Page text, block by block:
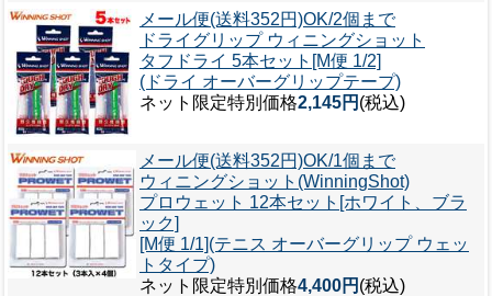
メール便(送料352円)OK/2個まで
ドライグリップ ウィニングショット
タフドライ 5本セット[M便 1/2]
(ドライ オーバーグリップテープ)
ネット限定特別価格2,145円 (税込)
メール便(送料352円)OK/1個まで
ウィニングショット(WinningShot)
プロウェット 12本セット[ホワイト、ブラ
ック]
[M便 1/1](テニス オーバーグリップ ウェッ
トタイプ)
ネット限定特別価格4,400円 (税込)